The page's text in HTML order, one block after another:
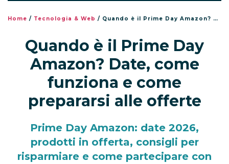
Home / Tecnologia & Web / Quando è il Prime Day Amazon? Date, come funziona e come prepararsi alle offerte
Quando è il Prime Day
Amazon? Date, come
funziona e come
prepararsi alle offerte
Prime Day Amazon: date 2026,
prodotti in offerta, consigli per
risparmiare e come partecipare con